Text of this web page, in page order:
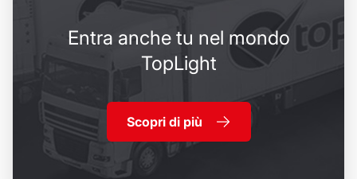
Entra anche tu nel mondo
TopLight
Scopri di più